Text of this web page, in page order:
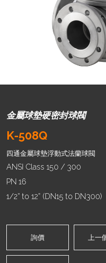
金屬球墊硬密封球閥
K-508Q
四通金屬球墊浮動式法蘭球閥
ANSI Class 150 / 300
PN 16
1/2” to 12” (DN15 to DN300)
詢價 上一